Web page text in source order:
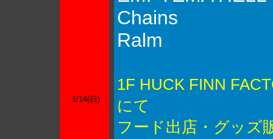
1/14(日)
Chains
Ralm
1F HUCK FINN
にて
フード出店・グッズ